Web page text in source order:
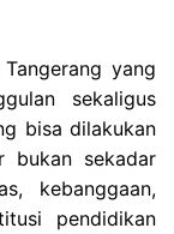
yang
sekaligus
bisa dilakukan
bukan sekadar
kebanggaan,
pendidikan